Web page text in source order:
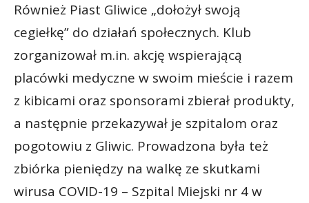
Również Piast Gliwice „dołożył swoją
cegiełkę” do działań społecznych. Klub
zorganizował m.in. akcję wspierającą
placówki medyczne w swoim mieście i razem
z kibicami oraz sponsorami zbierał produkty,
a następnie przekazywał je szpitalom oraz
pogotowiu z Gliwic. Prowadzona była też
zbiórka pieniędzy na walkę ze skutkami
wirusa COVID-19 – Szpital Miejski nr 4 w